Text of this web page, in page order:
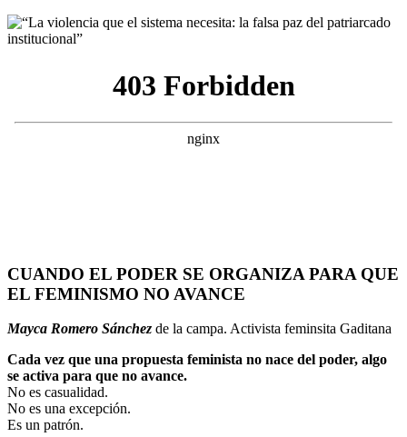
CUANDO EL PODER SE ORGANIZA PARA QUE
EL FEMINISMO NO AVANCE
Mayca Romero Sánchez de la campa. Activista feminsita Gaditana
Cada vez que una propuesta feminista no nace del poder, algo
se activa para que no avance.
No es casualidad.
No es una excepción.
Es un patrón.